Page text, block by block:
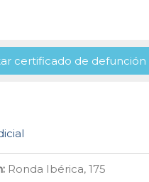
certificado de defunción
Ronda Ibérica, 175